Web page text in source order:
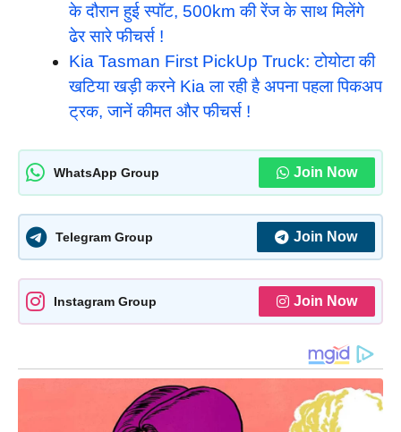
के दौरान हुई स्पॉट, 500km की रेंज के साथ मिलेंगे
ढेर सारे फीचर्स !
Kia Tasman First PickUp Truck: टोयोटा की
खटिया खड़ी करने Kia ला रही है अपना पहला पिकअप
ट्रक, जानें कीमत और फीचर्स !
WhatsApp Group Join Now
Telegram Group Join Now
Instagram Group Join Now